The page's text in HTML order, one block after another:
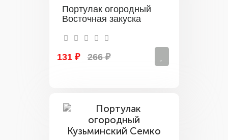
Портулак огородный
Восточная закуска
131 ₽ 266 ₽